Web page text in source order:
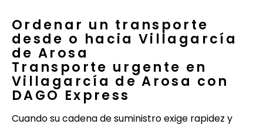
Ordenar un transporte
desde o hacia Villagarcía
de Arosa
Transporte urgente en
Villagarcía de Arosa con
DAGO Express
Cuando su cadena de suministro exige rapidez y